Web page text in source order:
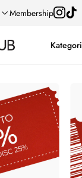
Membership
Kategori